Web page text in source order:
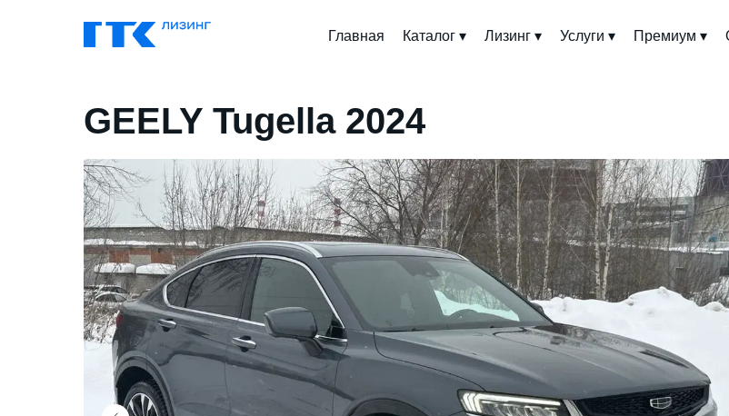
Главная Каталог ▾ Лизинг ▾ Услуги ▾ Премиум ▾
GEELY Tugella 2024